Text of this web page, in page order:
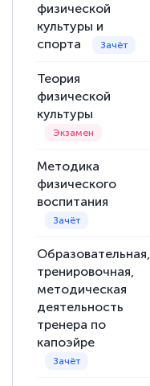
физической
культуры и
спорта
Теория
физической
культуры
Методика
физического
воспитания
Образовательная,
тренировочная,
методическая
деятельность
тренера по
капоэйре